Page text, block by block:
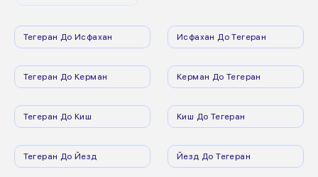
Тегеран До Исфахан Исфахан До Тегеран
Тегеран До Керман Керман До Тегеран
Тегеран До Киш Киш До Тегеран
Тегеран До Йезд Йезд До Тегеран